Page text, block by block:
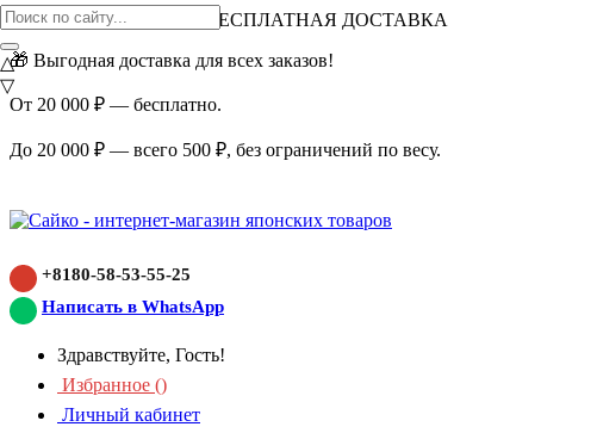
ВНИМАНИЕ АКЦИЯ!
БЕСПЛАТНАЯ ДОСТАВКА
🎁 Выгодная доставка для всех заказов!
От 20 000 ₽ — бесплатно.
До 20 000 ₽ — всего 500 ₽, без ограничений по весу.
+8180-58-53-55-25
Написать в WhatsApp
Здравствуйте, Гость!
Избранное ()
Личный кабинет
△
▽